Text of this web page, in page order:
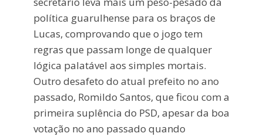
política guarulhense para os braços de
Lucas, comprovando que o jogo tem
regras que passam longe de qualquer
lógica palatável aos simples mortais.
Outro desafeto do atual prefeito no ano
passado, Romildo Santos, que ficou com a
primeira suplência do PSD, apesar da boa
votação no ano passado quando